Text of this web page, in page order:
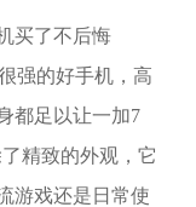
强的好手机，高
都足以让一加7
精致的外观，它
游戏还是日常使